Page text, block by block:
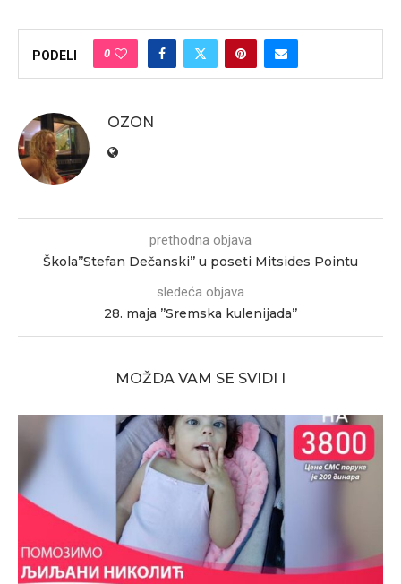
PODELI 0
OZON
prethodna objava
Škola’’Stefan Dečanski’’ u poseti Mitsides Pointu
sledeća objava
28. maja ’’Sremska kulenijada’’
MOŽDA VAM SE SVIDI I